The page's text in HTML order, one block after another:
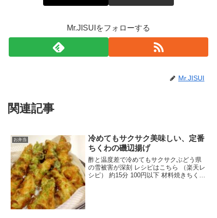
Mr.JISUIをフォローする
Mr.JISUI
関連記事
お弁当
冷めてもサクサク美味しい、定番
ちくわの磯辺揚げ
酢と温度差で冷めてもサクサクぶどう県
の雪被害が深刻 レシピはこちら （楽天レ
シピ） 約15分 100円以下 材料焼きちくわ